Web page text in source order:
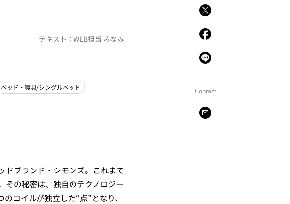
Contact
テキスト：WEB担当 みなみ
ベッド・寝具/シングルベッド
ドブランド・シモンズ。これまで
その秘密は、独自のテクノロジー
コイルが独立した“点”となり、